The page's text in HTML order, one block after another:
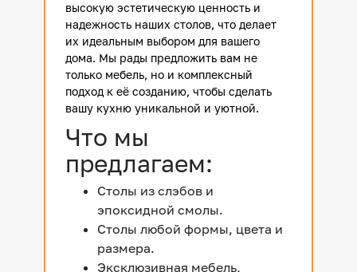
высокую эстетическую ценность и
надежность наших столов, что делает
их идеальным выбором для вашего
дома. Мы рады предложить вам не
только мебель, но и комплексный
подход к её созданию, чтобы сделать
вашу кухню уникальной и уютной.
Что мы
предлагаем:
Столы из слэбов и
эпоксидной смолы.
Столы любой формы, цвета и
размера.
Эксклюзивная мебель,